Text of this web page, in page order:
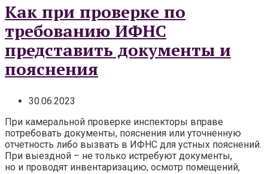
Как при проверке по
требованию ИФНС
представить документы и
пояснения
30.06.2023
При камеральной проверке инспекторы вправе
потребовать документы, пояснения или уточненную
отчетность либо вызвать в ИФНС для устных пояснений.
При выездной – не только истребуют документы,
но и проводят инвентаризацию, осмотр помещений,